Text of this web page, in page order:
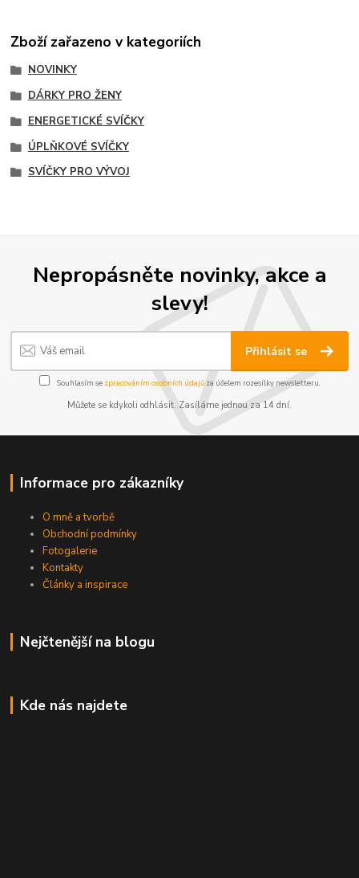
Zboží zařazeno v kategoriích
NOVINKY
DÁRKY PRO ŽENY
ENERGETICKÉ SVÍČKY
ÚPLŇKOVÉ SVÍČKY
SVÍČKY PRO VÝVOJ
Nepropásněte novinky, akce a
slevy!
Přihlásit se
Souhlasím se zpracováním osobních údajůza účelem rozesílky newsletteru.
Můžete se kdykoli odhlásit. Zasíláme jednou za 14 dní.
Informace pro zákazníky
O mně a tvorbě
Obchodní podmínky
Fotogalerie
Kontakty
Články a inspirace
Nejčtenější na blogu
Kde nás najdete